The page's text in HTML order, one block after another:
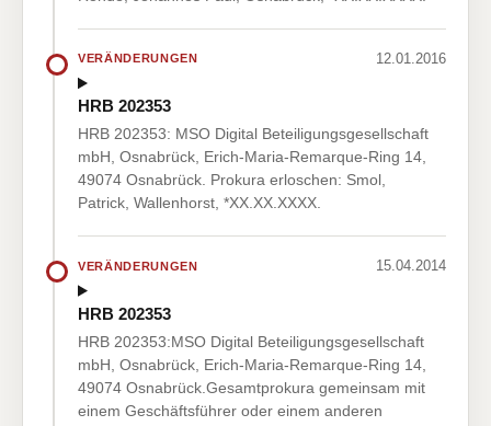
VERÄNDERUNGEN 12.01.2016
HRB 202353
HRB 202353: MSO Digital Beteiligungsgesellschaft
mbH, Osnabrück, Erich-Maria-Remarque-Ring 14,
49074 Osnabrück. Prokura erloschen: Smol,
Patrick, Wallenhorst, *XX.XX.XXXX.
VERÄNDERUNGEN 15.04.2014
HRB 202353
HRB 202353:MSO Digital Beteiligungsgesellschaft
mbH, Osnabrück, Erich-Maria-Remarque-Ring 14,
49074 Osnabrück.Gesamtprokura gemeinsam mit
einem Geschäftsführer oder einem anderen